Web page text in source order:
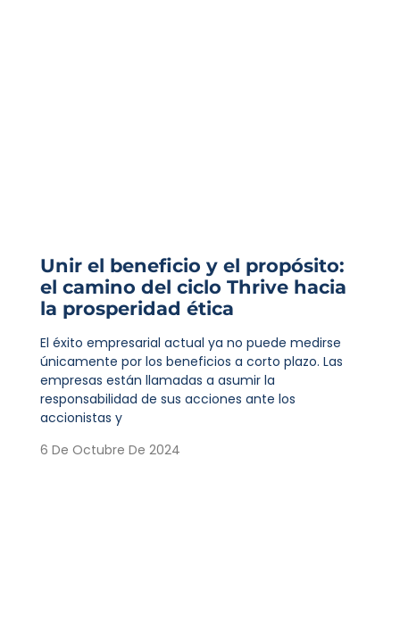
Unir el beneficio y el propósito:
el camino del ciclo Thrive hacia
la prosperidad ética
El éxito empresarial actual ya no puede medirse
únicamente por los beneficios a corto plazo. Las
empresas están llamadas a asumir la
responsabilidad de sus acciones ante los
accionistas y
6 De Octubre De 2024